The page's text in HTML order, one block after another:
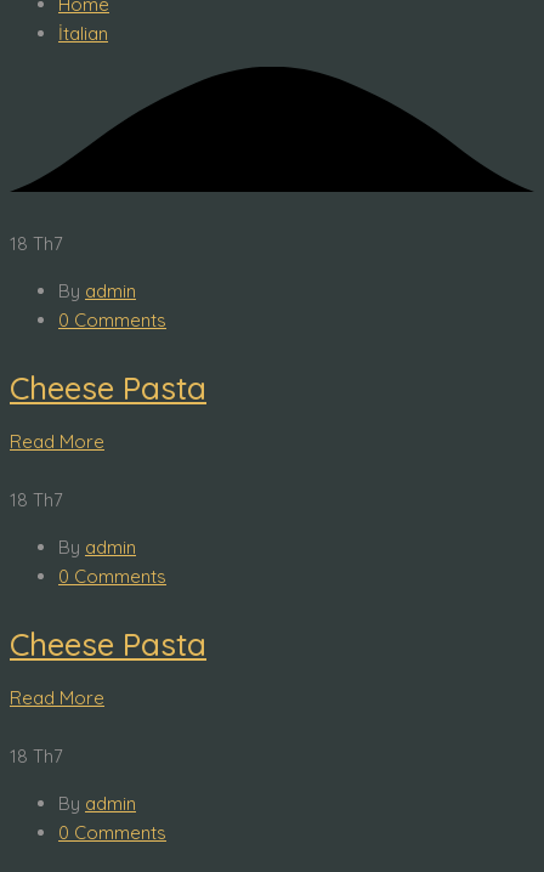
Home
İtalian
18 Th7
By admin
0 Comments
Cheese Pasta
Read More
18 Th7
By admin
0 Comments
Cheese Pasta
Read More
18 Th7
By admin
0 Comments